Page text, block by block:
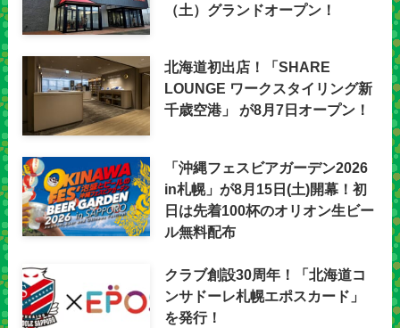
（土）グランドオープン！
北海道初出店！「SHARE
LOUNGE ワークスタイリング新
千歳空港」 が8月7日オープン！
「沖縄フェスビアガーデン2026
in札幌」が8月15日(土)開幕！初
日は先着100杯のオリオン生ビー
ル無料配布
クラブ創設30周年！「北海道コ
ンサドーレ札幌エポスカード」
を発行！